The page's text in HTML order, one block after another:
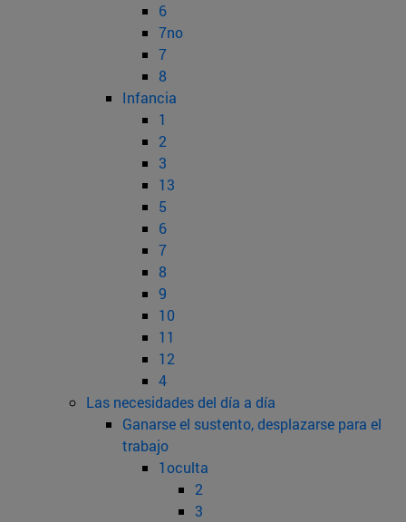
6
7no
7
8
Infancia
1
2
3
13
5
6
7
8
9
10
11
12
4
Las necesidades del día a día
Ganarse el sustento, desplazarse para el
trabajo
1oculta
2
3